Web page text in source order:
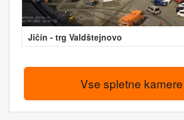
Jičín - trg Valdštejnovo
Vse spletne kamere